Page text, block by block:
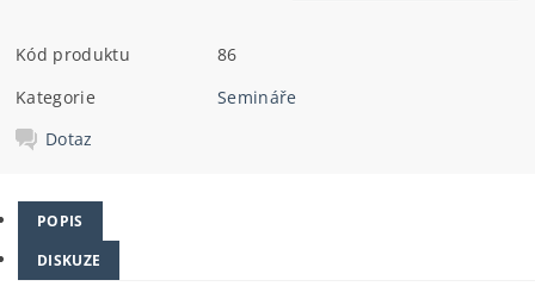
Kód produktu
86
Kategorie
Semináře
Dotaz
POPIS
DISKUZE